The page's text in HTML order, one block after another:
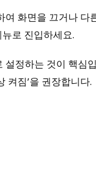
화면을 끄거나 다
로 진입하세요.
설정하는 것이 핵심
켜짐’을 권장합니다.